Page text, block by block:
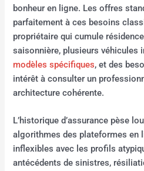
bonheur en ligne. Les offres
parfaitement à ces besoins
propriétaire qui cumule
saisonnière, plusieurs véhicules
modèles spécifiques, et des
intérêt à consulter un
architecture cohérente.
L’historique d’assurance pèse
algorithmes des plateformes en
inflexibles avec les profils
antécédents de sinistres,